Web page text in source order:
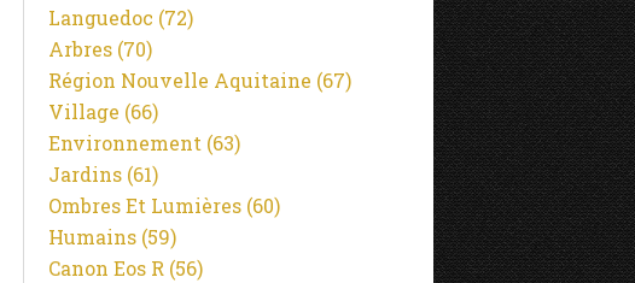
Languedoc (72)
Arbres (70)
Région Nouvelle Aquitaine (67)
Village (66)
Environnement (63)
Jardins (61)
Ombres Et Lumières (60)
Humains (59)
Canon Eos R (56)